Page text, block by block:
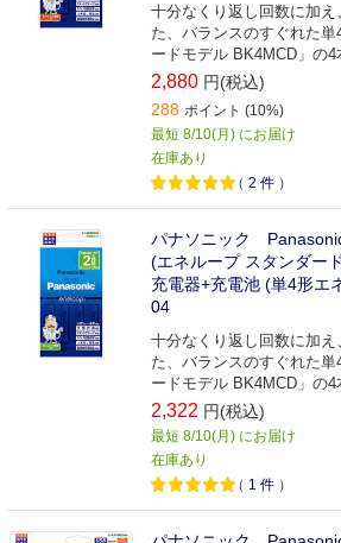
十分なくり返し回数に加え
た、バランスのすぐれた
ードモデル BK4MCD」の4
2,880 円(税込)
288 ポイント (10%)
最短 8/10(月) にお届け
在庫あり
（ 2 件 ）
パナソニック
(エネループ スタンダー
充電器+充電池 (単4形エ
04
十分なくり返し回数に加え
た、バランスのすぐれた
ードモデル BK4MCD」の4
2,322 円(税込)
最短 8/10(月) にお届け
在庫あり
（ 1 件 ）